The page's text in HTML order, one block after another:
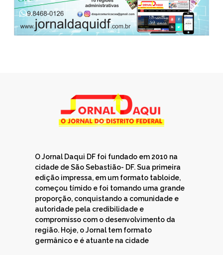
O Jornal Daqui DF foi fundado em 2010 na
cidade de São Sebastião- DF. Sua primeira
edição impressa, em um formato tabloide,
começou tímido e foi tomando uma grande
proporção, conquistando a comunidade e
autoridade pela credibilidade e
compromisso com o desenvolvimento da
região. Hoje, o Jornal tem formato
germânico e é atuante na cidade